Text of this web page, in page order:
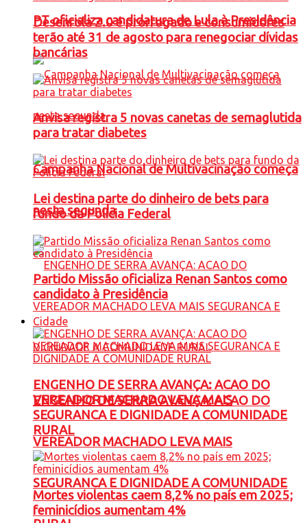
PT oficializa candidatura de Lula à Presidência
Campanha Nacional de Multivacinação começa
nesta segunda
ENGENHO DE SERRA AVANÇA: ACAO DO
VEREADOR MACHADO LEVA MAIS
SEGURANCA E DIGNIDADE A COMUNIDADE
Desenrola 2.0 é prorrogado e consumidores
terão até 31 de agosto para renegociar dívidas
bancárias
Anvisa registra 5 novas canetas de semaglutida
para tratar diabetes
Lei destina parte do dinheiro de bets para
fundo da Polícia Federal
Partido Missão oficializa Renan Santos como
candidato à Presidência
Cidade
ENGENHO DE SERRA AVANÇA: ACAO DO
VEREADOR MACHADO LEVA MAIS
SEGURANCA E DIGNIDADE A COMUNIDADE
RURAL
Mortes violentas caem 8,2% no país em 2025;
feminicídios aumentam 4%